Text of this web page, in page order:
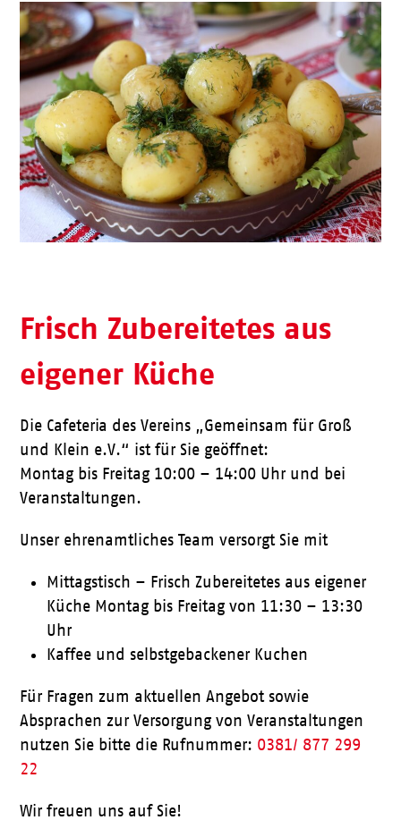
Frisch Zubereitetes aus
eigener Küche
Die Cafeteria des Vereins „Gemeinsam für Groß
und Klein e.V.“ ist für Sie geöffnet:
Montag bis Freitag 10:00 – 14:00 Uhr und bei
Veranstaltungen.
Unser ehrenamtliches Team versorgt Sie mit
Mittagstisch – Frisch Zubereitetes aus eigener
Küche Montag bis Freitag von 11:30 – 13:30
Uhr
Kaffee und selbstgebackener Kuchen
Für Fragen zum aktuellen Angebot sowie
Absprachen zur Versorgung von Veranstaltungen
nutzen Sie bitte die Rufnummer: 0381/ 877 299
22
Wir freuen uns auf Sie!